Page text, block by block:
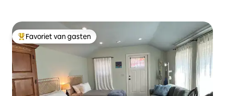
Topfavoriet van gasten
Favoriet van gasten